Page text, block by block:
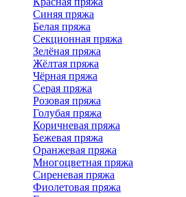
Синяя пряжа
Белая пряжа
Секционная пряжа
Зелёная пряжа
Жёлтая пряжа
Чёрная пряжа
Серая пряжа
Розовая пряжа
Голубая пряжа
Коричневая пряжа
Бежевая пряжа
Оранжевая пряжа
Многоцветная пряжа
Сиреневая пряжа
Фиолетовая пряжа